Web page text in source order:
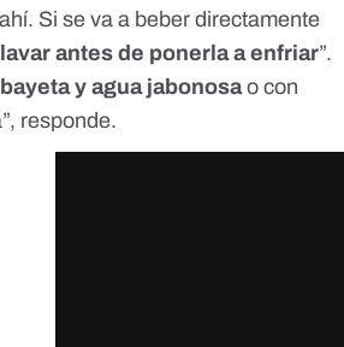
Si se va a beber directamente
antes de ponerla a enfriar”.
y agua jabonosao con
responde.